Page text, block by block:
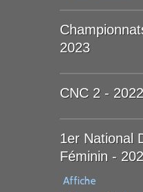
2023
CNC 2 - 2022
1er National
Féminin -
Affiche